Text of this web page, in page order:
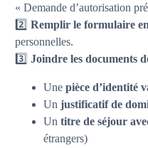
« Demande d’autorisation
2️⃣Remplir le formulaire
personnelles.
3️⃣Joindre les documents
Unepièce d’identité
Unjustificatif de
Untitre de séjour
étrangers)